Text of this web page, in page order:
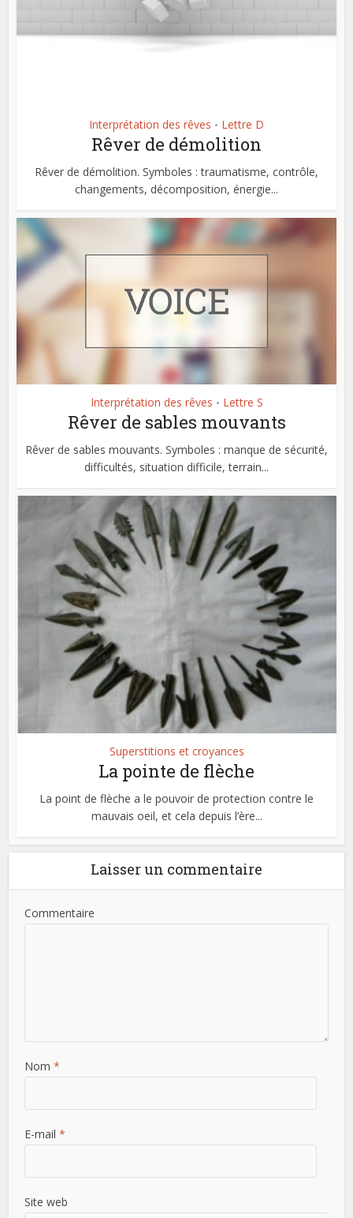
Interprétation des rêves • Lettre D
Rêver de démolition
Rêver de démolition. Symboles : traumatisme, contrôle,
changements, décomposition, énergie...
Interprétation des rêves • Lettre S
Rêver de sables mouvants
Rêver de sables mouvants. Symboles : manque de sécurité,
difficultés, situation difficile, terrain...
Superstitions et croyances
La pointe de flèche
La point de flèche a le pouvoir de protection contre le
mauvais oeil, et cela depuis l’ère...
Laisser un commentaire
Commentaire
Nom*
E-mail*
Site web